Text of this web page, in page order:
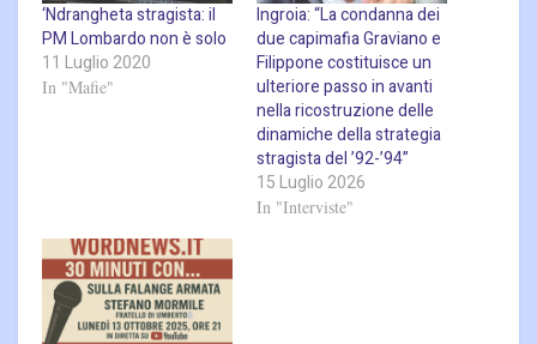
‘Ndrangheta stragista: il
PM Lombardo non è solo
11 Luglio 2020
In "Mafie"
Ingroia: “La condanna dei
due capimafia Graviano e
Filippone costituisce un
ulteriore passo in avanti
nella ricostruzione delle
dinamiche della strategia
stragista del ’92-’94”
15 Luglio 2026
In "Interviste"